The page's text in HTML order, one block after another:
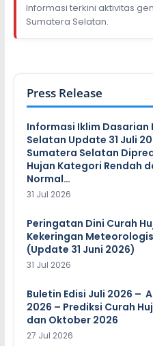
Informasi terkini aktivitas
Sumatera Selatan.
Press Release
Informasi Iklim Dasarian
Selatan Update 31 Juli
Sumatera Selatan
Hujan Kategori Rendah
Normal…
31 Jul 2026
Peringatan Dini Curah
Kekeringan
(Update 31 Juni 2026)
31 Jul 2026
Buletin Edisi Juli 2026 –
2026 – Prediksi Curah
dan Oktober 2026
27 Jul 2026